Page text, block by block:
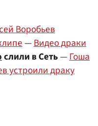
Воробьев
—Видео драки
слили в Сеть—Гоша
устроили драку